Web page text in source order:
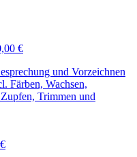
€
und Vorzeichnen
Färben, Wachsen,
Trimmen und